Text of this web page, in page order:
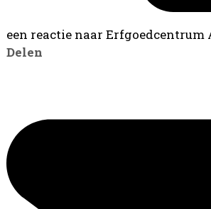
een reactie naar
Delen